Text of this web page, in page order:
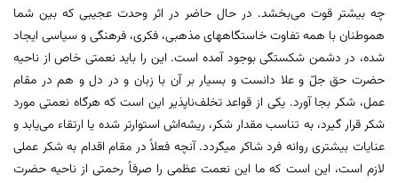
چه بیشتر قوت می‌بخشد. در حال حاضر در اثر وحدت عجیبی که بین شما
هموطنان با همه تفاوت خاستگاههای مذهبی، فکری، فرهنگی و سیاسی ایجاد
شده، در دشمن شکستگی بوجود آمده است. این را باید نعمتی خاص از ناحیه
حضرت حق جلّ‌ و علا دانست و بسیار بر آن با زبان و در دل و هم در مقام
عمل، شکر بجا آورد. یکی از قواعد تخلف‌ناپذیر این است که هرگاه نعمتی مورد
شکر قرار گیرد، به تناسب مقدار شکر، ریشه‌اش استوارتر شده یا ارتقاء می‌یابد و
عنایات بیشتری روانه فرد شاکر میگردد. آنچه فعلاً در مقام اقدام به شکر عملی
لازم است، این است که ما این نعمت عظمی را صرفاً رحمتی از ناحیه حضرت